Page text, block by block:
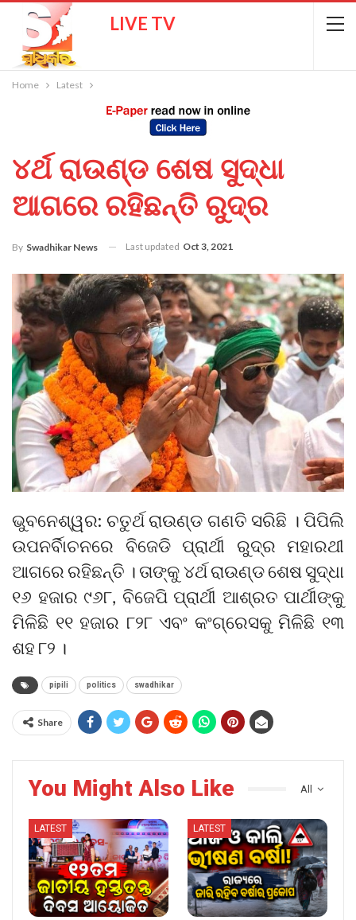
LIVE TV
Home Latest
୪ର୍ଥ ରାଉଣ୍ଡ ଶେଷ ସୁଦ୍ଧା
ଆଗରେ ରହିଛନ୍ତି ରୁଦ୍ର
By Swadhikar News Last updated Oct 3, 2021
ଭୁବନେଶ୍ୱର: ଚତୁର୍ଥ ରାଉଣ୍ଡ ଗଣତି ସରିଛି । ପିପିଲି
ଉପନର୍ବିାଚନରେ ବିଜେଡି ପ୍ରାର୍ଥୀ ରୁଦ୍ର ମହାରଥୀ
ଆଗରେ ରହିଛନ୍ତି । ତାଙ୍କୁ ୪ର୍ଥ ରାଉଣ୍ଡ ଶେଷ ସୁଦ୍ଧା
୧୬ ହଜାର ୯୬୮, ବିଜେପି ପ୍ରାର୍ଥୀ ଆଶ୍ରତ ପାର୍ଥୀଙ୍କୁ
ମିଳିଛି ୧୧ ହଜାର ୮୨୮ ଏବଂ କଂଗ୍ରେସକୁ ମିଳିଛି ୧୩
ଶହ ୮୨ ।
pipili politics swadhikar
Share
All
You Might Also Like
LATEST LATEST